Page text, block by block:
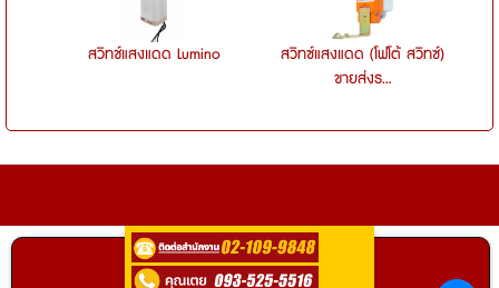
สวิทช์แสงแดด Lumino
สวิทซ์แสงแดด (โฟโต้ สวิทซ์)
ขายส่งร...
ติดต่อ 0935255516